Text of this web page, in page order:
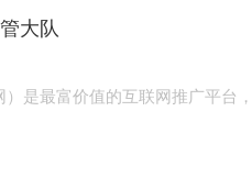
大队
是最富价值的互联网推广平台